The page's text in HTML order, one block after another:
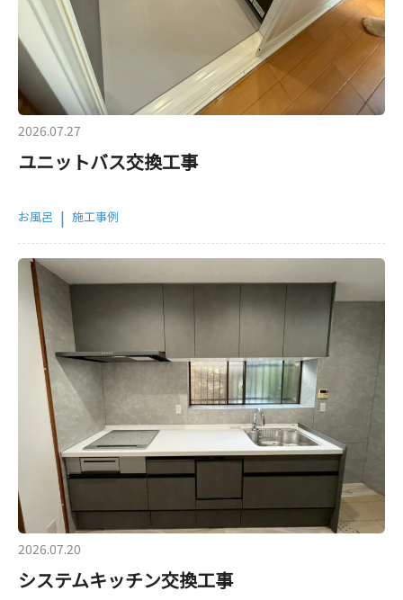
2026.07.27
ユニットバス交換工事
お風呂 | 施工事例
2026.07.20
システムキッチン交換工事